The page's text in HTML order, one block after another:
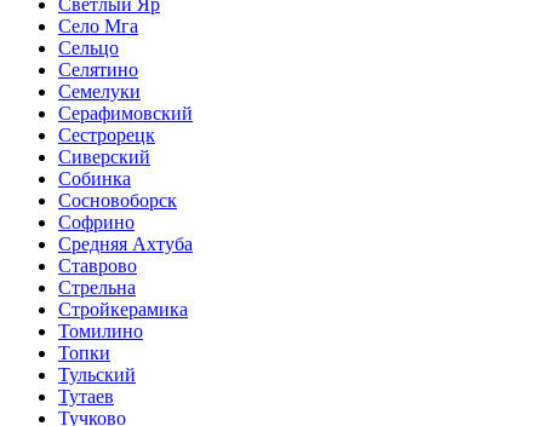
Село Мга
Сельцо
Селятино
Семелуки
Серафимовский
Сестрорецк
Сиверский
Собинка
Сосновоборск
Софрино
Средняя Ахтуба
Ставрово
Стрельна
Стройкерамика
Томилино
Топки
Тульский
Тутаев
Тучково